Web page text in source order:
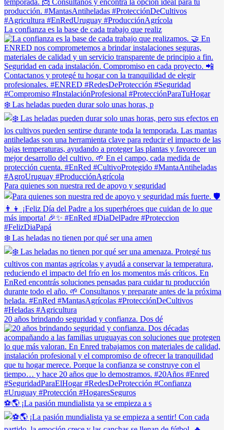
La confianza es la base de cada trabajo que realiz
❄️ Las heladas pueden durar solo unas horas, p
Para quienes son nuestra red de apoyo y seguridad
❄️ Las heladas no tienen por qué ser una amen
20 años brindando seguridad y confianza. Dos dé
⚽🌎 ¡La pasión mundialista ya se empieza a s